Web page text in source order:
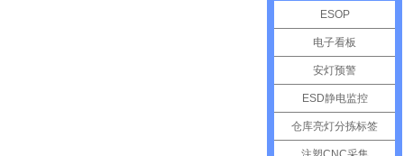
ESOP
电子看板
安灯预警
ESD静电监控
仓库亮灯分拣标签